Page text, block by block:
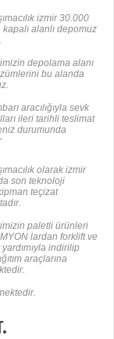
izmir 30.000
alanlı depomuz
depolama alanı
bu alanda
aracılığıyla sevk
ileri tarihli teslimat
durumunda
olarak izmir
son teknoloji
teçizat
paletli ürünleri
lardan forklift ve
indirilip
araçlarına